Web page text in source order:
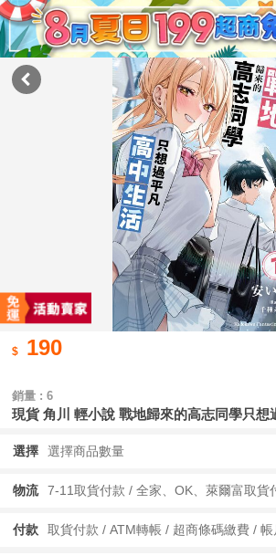
190
銷量 : 6
現貨 角川 輕小說 戰地歸來的高志同學只想
選擇 選擇商品數量
物流
付款 取貨付款 / ATM轉帳 / 超商條碼繳費 /